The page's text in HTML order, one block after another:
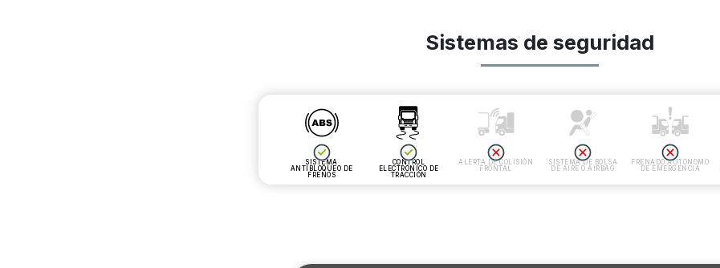
Sistemas de seguridad
SISTEMA
ANTIBLOQUEO DE
FRENOS
CONTROL
ELECTRÓNICO DE
TRACCIÓN
ALERTA DE COLISIÓN
FRONTAL
SISTEMA DE BOLSA
DE AIRE O AIRBAG
FRENADO AUTÓNOMO
DE EMERGENCIA